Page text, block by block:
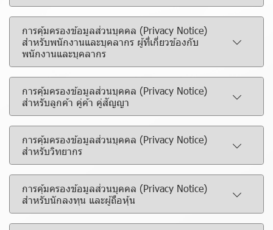
การคุ้มครองข้อมูลส่วนบุคคล (Privacy Notice)
สำหรับพนักงานและบุคลากร ผู้ที่เกี่ยวข้องกับ
พนักงานและบุคลากร
การคุ้มครองข้อมูลส่วนบุคคล (Privacy Notice)
สำหรับลูกค้า คู่ค้า คู่สัญญา
การคุ้มครองข้อมูลส่วนบุคคล (Privacy Notice)
สำหรับวิทยากร
การคุ้มครองข้อมูลส่วนบุุคคล (Privacy Notice)
สำหรับนักลงทุน และผู้ถือหุ้น